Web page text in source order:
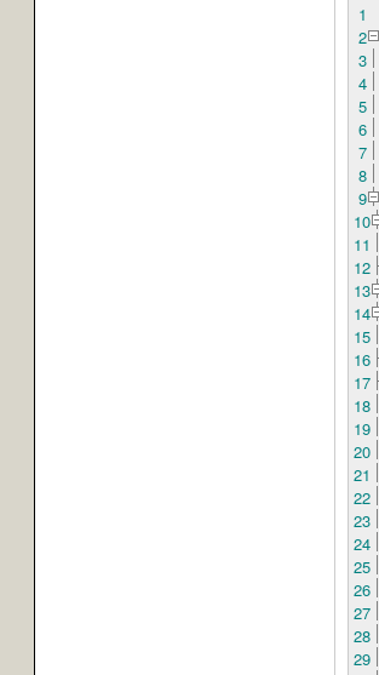
1
2
3
4
5
6
7
8
9
10
11
12
13
14
15
16
17
18
19
20
21
22
23
24
25
26
27
28
29